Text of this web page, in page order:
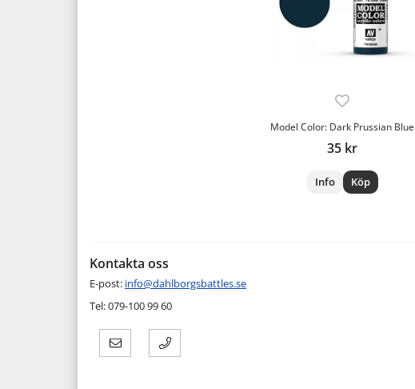
Model Color: Dark Prussian Blue
35 kr
Info Köp
Kontakta oss
E-post: info@dahlborgsbattles.se
Tel: 079-100 99 60